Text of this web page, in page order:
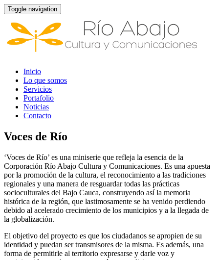
Toggle navigation
Inicio
Lo que somos
Servicios
Portafolio
Noticias
Contacto
Voces de Río
‘Voces de Río’ es una miniserie que refleja la esencia de la
Corporación Río Abajo Cultura y Comunicaciones. Es una apuesta
por la promoción de la cultura, el reconocimiento a las tradiciones
regionales y una manera de resguardar todas las prácticas
socioculturales del Bajo Cauca, construyendo así la memoria
histórica de la región, que lastimosamente se ha venido perdiendo
debido al acelerado crecimiento de los municipios y a la llegada de
la globalización.
El objetivo del proyecto es que los ciudadanos se apropien de su
identidad y puedan ser transmisores de la misma. Es además, una
forma de permitirle al territorio expresarse y darle voz y